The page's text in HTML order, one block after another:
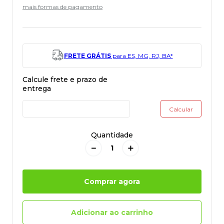
mais formas de pagamento
FRETE GRÁTISpara ES, MG, RJ, BA*
Quantidade
＋
－
Comprar agora
Adicionar ao carrinho